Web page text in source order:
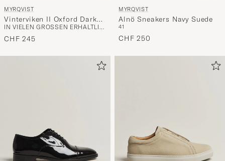
MYRQVIST
Vinterviken II Oxford Dark
Brown Calf
IN VIELEN GRÖSSEN ERHÄLTLICH
CHF 245
MYRQVIST
Alnö Sneakers Navy Suede
41
CHF 250